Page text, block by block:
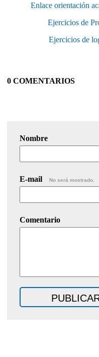
Enlace orientación
Ejercicios de
Ejercicios de
0 COMENTARIOS
Nombre
E-mail No será mostrado.
Comentario